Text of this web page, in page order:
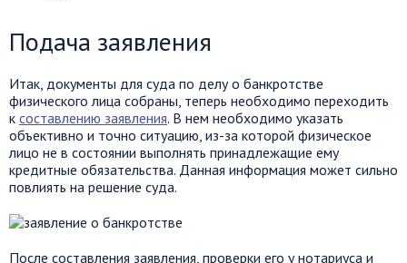
Подача заявления
Итак, документы для суда по делу о банкротстве
физического лица собраны, теперь необходимо переходить
к составлению заявления. В нем необходимо указать
объективно и точно ситуацию, из-за которой физическое
лицо не в состоянии выполнять принадлежащие ему
кредитные обязательства. Данная информация может сильно
повлиять на решение суда.
После составления заявления, проверки его у нотариуса и